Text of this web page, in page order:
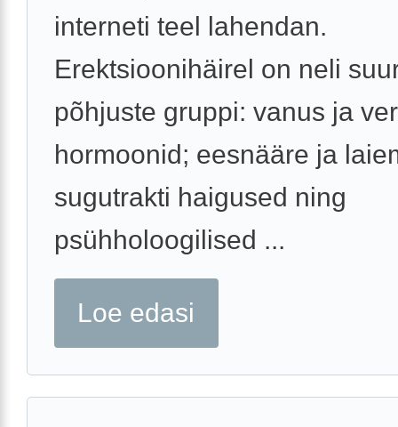
interneti teel lahendan.
Erektsioonihäirel on neli
põhjuste gruppi: vanus ja
hormoonid; eesnääre ja
sugutrakti haigused ning
psühholoogilised ...
Loe edasi